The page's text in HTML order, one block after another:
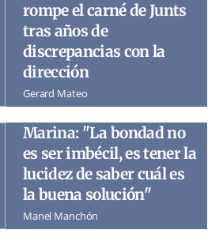
rompe el carné de Junts
tras años de
discrepancias con la
dirección
Gerard Mateo
Marina: "La bondad no
es ser imbécil, es tener la
lucidez de saber cuál es
la buena solución"
Manel Manchón